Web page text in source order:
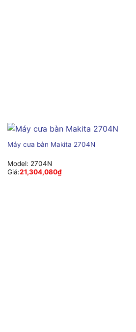
Máy cưa bàn Makita 2704N
Model: 2704N
Giá:21,304,080₫